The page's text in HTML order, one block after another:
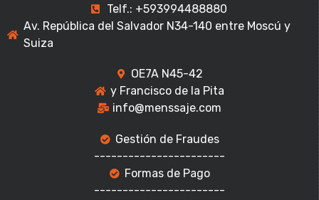
Telf.: +593994488880
Av. República del Salvador N34-140 entre Moscú y
Suiza
OE7A N45-42
y Francisco de la Pita
info@menssaje.com
Gestión de Fraudes
-----------------------
Formas de Pago
-----------------------